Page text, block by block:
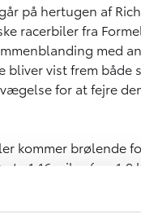
på hertugen af
racerbiler fra
med
bliver vist frem både
for at fejre
kommer brølende
1,16 miles (ca. 1,9
for de